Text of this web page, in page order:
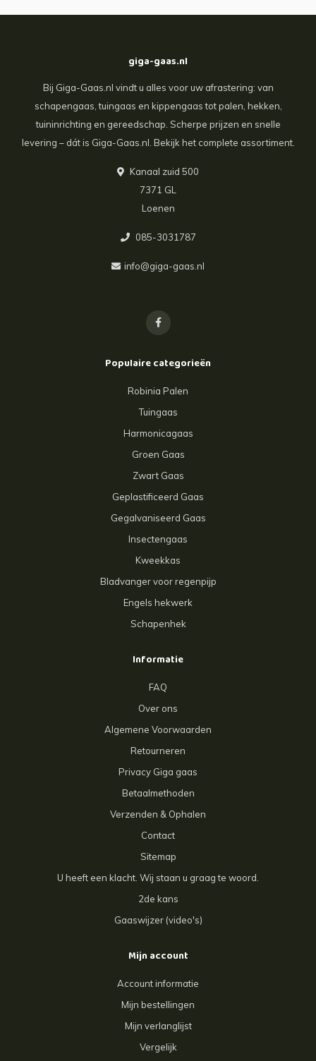
giga-gaas.nl
Bij Giga-Gaas.nl vindt u alles voor uw afrastering: van
schapengaas, tuingaas en kippengaas tot palen, hekken,
tuininrichting en gereedschap. Scherpe prijzen en snelle
levering – dát is Giga-Gaas.nl. Bekijk het complete assortiment.
Kanaal zuid 500
7371 GL
Loenen
085-3031787
info@giga-gaas.nl
Populaire categorieën
Robinia Palen
Tuingaas
Harmonicagaas
Groen Gaas
Zwart Gaas
Geplastificeerd Gaas
Gegalvaniseerd Gaas
Insectengaas
Kweekkas
Bladvanger voor regenpijp
Engels hekwerk
Schapenhek
Informatie
FAQ
Over ons
Algemene Voorwaarden
Retourneren
Privacy Giga gaas
Betaalmethoden
Verzenden & Ophalen
Contact
Sitemap
U heeft een klacht. Wij staan u graag te woord.
2de kans
Gaaswijzer (video's)
Mijn account
Account informatie
Mijn bestellingen
Mijn verlanglijst
Vergelijk